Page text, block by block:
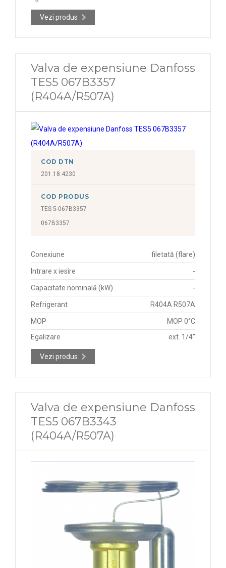
Vezi produs
Valva de expensiune Danfoss
TES5 067B3357
(R404A/R507A)
COD DTN
201.18.4230
COD PRODUS
TES 5-067B3357
067B3357
Conexiune filetată (flare)
Intrare x iesire -
Capacitate nominală (kW) -
Refrigerant R404A R507A
MOP
MOP 0°C
Egalizare
ext. 1/4"
Vezi produs
Valva de expensiune Danfoss
TES5 067B3343
(R404A/R507A)